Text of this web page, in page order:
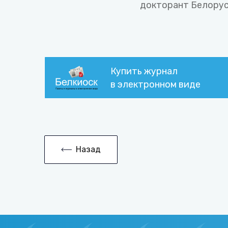
докторант
Купить журнал
в электронном виде
Назад